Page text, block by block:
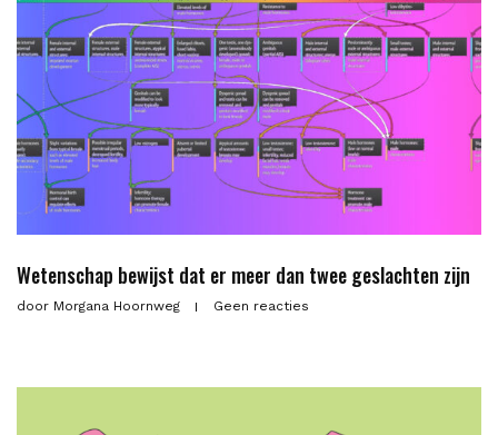
Wetenschap bewijst dat er meer dan twee geslachten zijn
door Morgana Hoornweg Geen reacties